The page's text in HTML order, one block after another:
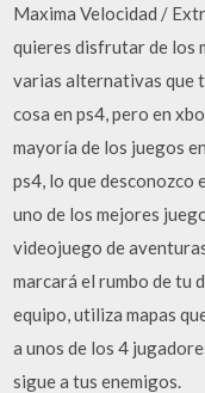
Maxima Velocidad /
quieres disfrutar de los
varias alternativas que
cosa en ps4, pero en
mayoría de los juegos
ps4, lo que desconozco
uno de los mejores
videojuego de
marcará el rumbo de tu
equipo, utiliza mapas
a unos de los 4
sigue a tus enemigos.